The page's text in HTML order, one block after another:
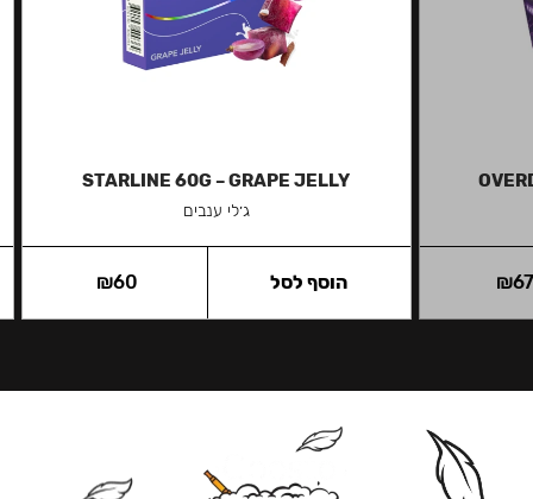
₪
STARLINE 60G – GRAPE JELLY
ג׳לי ענבים
₪60 הוסף לסל